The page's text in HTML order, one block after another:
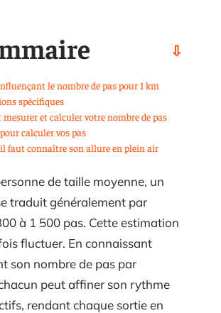
le nombre de pas pour 1 km
spécifiques
et calculer votre nombre de pas
calculer vos pas
faut connaître son allure en plein air
de taille moyenne, un
traduit généralement par
à 1 500 pas. Cette estimation
fluctuer. En connaissant
son nombre de pas par
peut affiner son rythme
rendant chaque sortie en